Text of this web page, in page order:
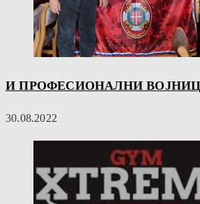
И ПРОФЕСИОНАЛНИ
30.08.2022